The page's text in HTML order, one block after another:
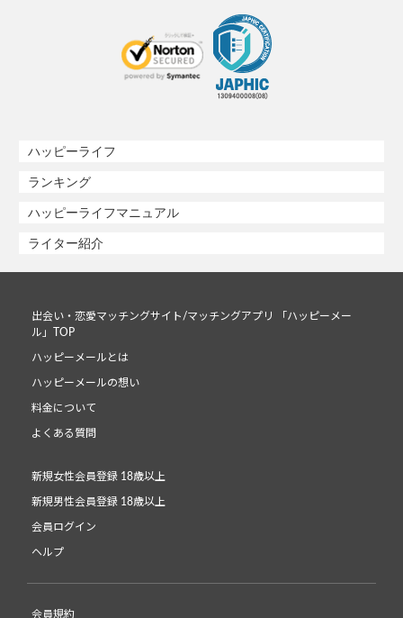
ハッピーライフ
ランキング
ハッピーライフマニュアル
ライター紹介
出会い・恋愛マッチングサイト/マッチングアプリ 「ハッピーメー
ル」TOP
ハッピーメールとは
ハッピーメールの想い
料金について
よくある質問
新規女性会員登録 18歳以上
新規男性会員登録 18歳以上
会員ログイン
ヘルプ
会員規約